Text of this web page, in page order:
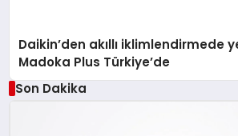
Daikin’den akıllı iklimlendirmede
Madoka Plus Türkiye’de
Son Dakika